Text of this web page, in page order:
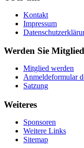
Kontakt
Impressum
Werden Sie Mitglied
Mitglied werden
Anmeldeformular
Satzung
Weiteres
Sponsoren
Weitere Links
Sitemap